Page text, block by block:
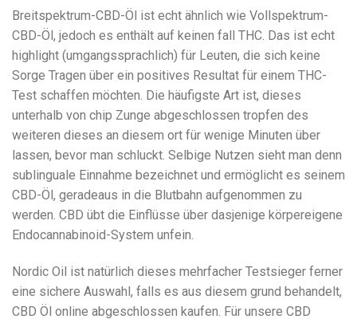
Breitspektrum-CBD-Öl ist echt ähnlich wie Vollspektrum-
CBD-Öl, jedoch es enthält auf keinen fall THC. Das ist echt
highlight (umgangssprachlich) für Leuten, die sich keine
Sorge Tragen über ein positives Resultat für einem THC-
Test schaffen möchten. Die häufigste Art ist, dieses
unterhalb von chip Zunge abgeschlossen tropfen des
weiteren dieses an diesem ort für wenige Minuten über
lassen, bevor man schluckt. Selbige Nutzen sieht man denn
sublinguale Einnahme bezeichnet und ermöglicht es seinem
CBD-Öl, geradeaus in die Blutbahn aufgenommen zu
werden. CBD übt die Einflüsse über dasjenige körpereigene
Endocannabinoid-System unfein.
Nordic Oil ist natürlich dieses mehrfacher Testsieger ferner
eine sichere Auswahl, falls es aus diesem grund behandelt,
CBD Öl online abgeschlossen kaufen. Für unsere CBD